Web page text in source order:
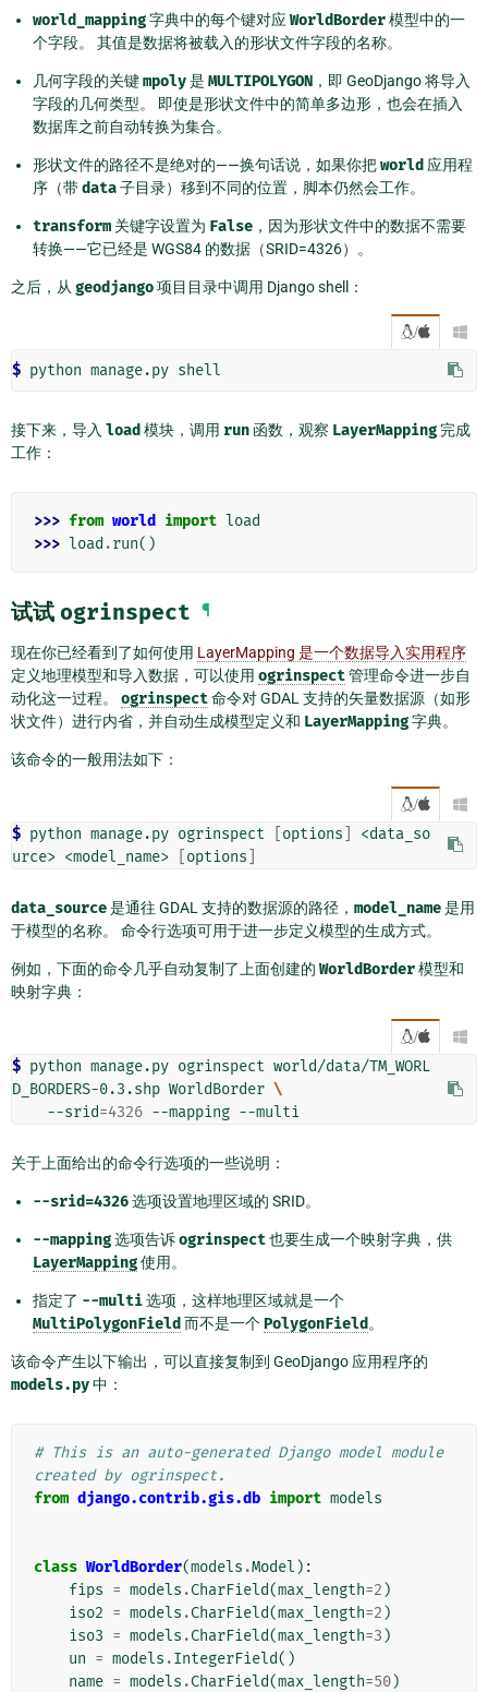
world_mapping字典中的每个键对应 WorldBorder模型中的一
个字段。 其值是数据将被载入的形状文件字段的名称。
几何字段的关键mpoly是 MULTIPOLYGON ，即 GeoDjango 将导入
字段的几何类型。 即使是形状文件中的简单多边形，也会在插入
数据库之前自动转换为集合。
形状文件的路径不是绝对的——换句话说，如果你把world 应用程
序（带data子目录）移到不同的位置，脚本仍然会工作。
transform 关键字设置为 False ，因为形状文件中的数据不需要
转换——它已经是 WGS84 的数据（SRID=4326）。
之后，从 geodjango项目目录中调用 Django shell：
/ 
$ python manage.py
接下来，导入 load 模块，调用 run 函数，观察 LayerMapping 完成
工作：
>>> from world import load
>>> load .run()
试试 ogrinspect ¶
现在你已经看到了如何使用 LayerMapping 是一个数据导入实用程序
定义地理模型和导入数据，可以使用 ogrinspect管理命令进一步自
动化这一过程。 ogrinspect命令对 GDAL 支持的矢量数据源（如形
状文件）进行内省，并自动生成模型定义和 LayerMapping字典。
该命令的一般用法如下：
/ 
$ python manage.py ogrinspect options
<data_so
urce> <model_name> options
data_source是通往 GDAL 支持的数据源的路径， model_name是用
于模型的名称。 命令行选项可用于进一步定义模型的生成方式。
例如，下面的命令几乎自动复制了上面创建的 WorldBorder模型和
映射字典：
/ 
$ python manage.py ogrinspect world/data/TM_WORL
D_BORDERS-0.3.shp WorldBorder \
--srid=4326 --mapping
关于上面给出的命令行选项的一些说明：
--srid=4326选项设置地理区域的 SRID。
--mapping选项告诉ogrinspect也要生成一个映射字典，供
LayerMapping使用。
指定了 --multi选项，这样地理区域就是一个
MultiPolygonField 而不是一个PolygonField 。
该命令产生以下输出，可以直接复制到 GeoDjango 应用程序的
models.py中：
# This is an auto-generated Django model module
created by ogrinspect.
from django.contrib.gis.db import models
class WorldBorder(models .Model ):
fips = models .CharField(max_length=2 )
iso2 = models .CharField(max_length=2 )
iso3 = models .CharField(max_length=3 )
un = models .IntegerField()
name = models .CharField(max_length=50)